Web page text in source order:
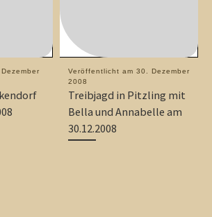
Veröffentlicht am 30. Dezember
2008
Treibjagd in Pitzling mit
Bella und Annabelle am
30.12.2008